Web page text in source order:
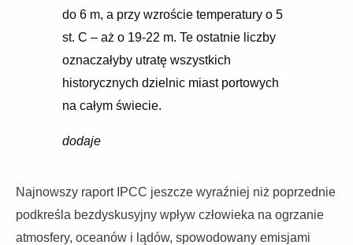
do 6 m, a przy wzroście temperatury o 5
st. C – aż o 19-22 m. Te ostatnie liczby
oznaczałyby utratę wszystkich
historycznych dzielnic miast portowych
na całym świecie.
dodaje
Najnowszy raport IPCC jeszcze wyraźniej niż poprzednie
podkreśla bezdyskusyjny wpływ człowieka na ogrzanie
atmosfery, oceanów i lądów, spowodowany emisjami